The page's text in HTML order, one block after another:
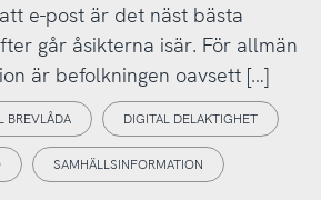
e-post är det näst bästa
går åsikterna isär. För allmän
är befolkningen oavsett […]
BREVLÅDA DIGITAL DELAKTIGHET
SAMHÄLLSINFORMATION